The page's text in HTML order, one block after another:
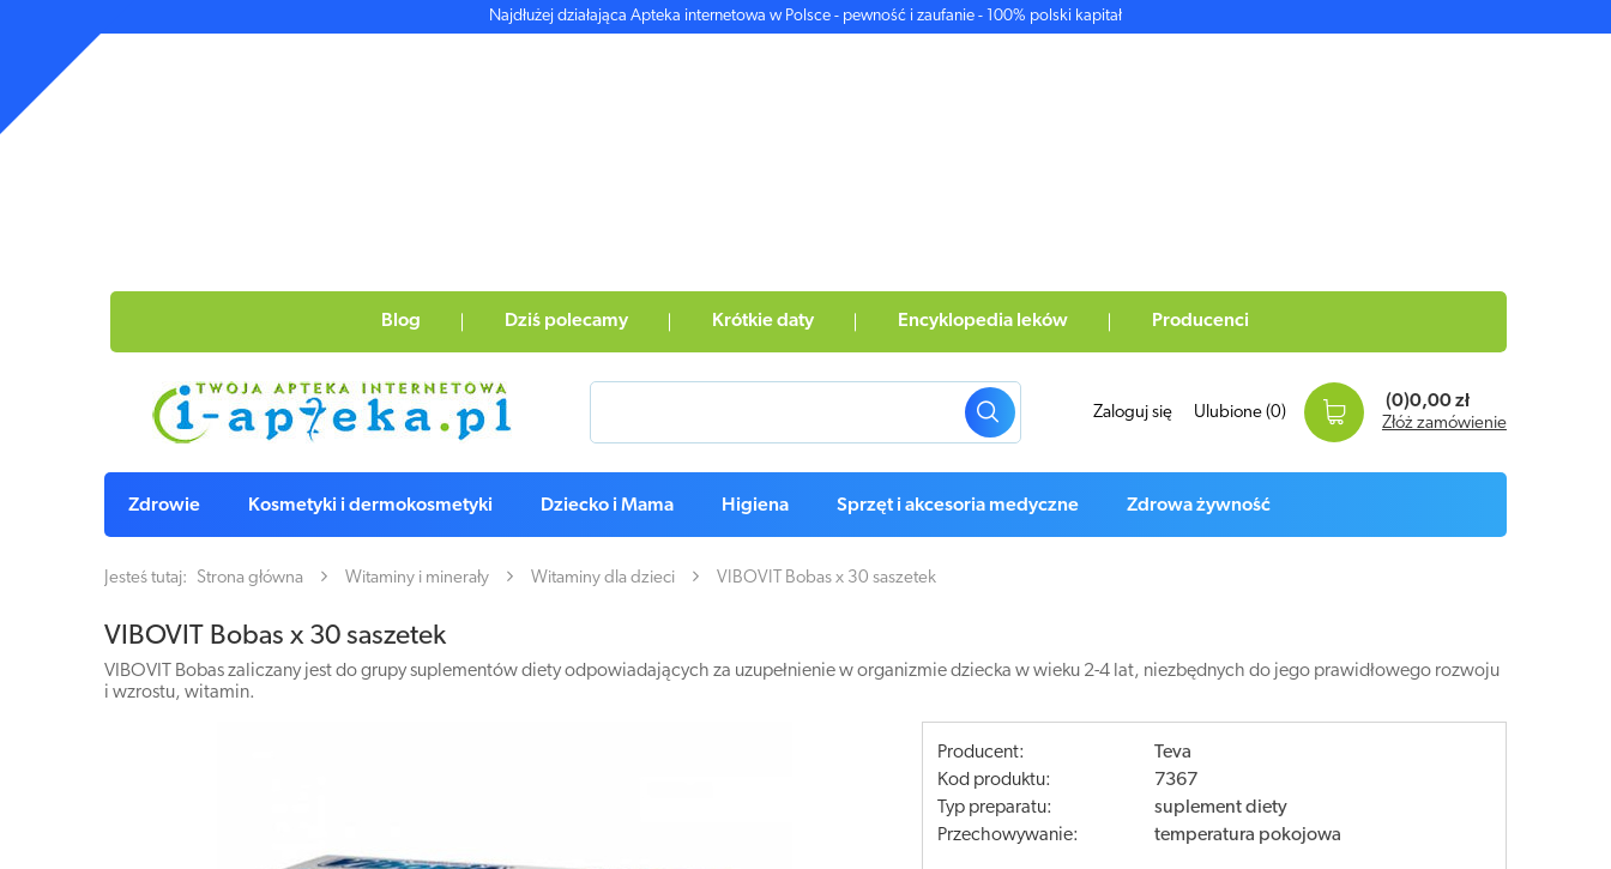
Najdłużej działająca Apteka internetowa w Polsce - pewność i zaufanie - 100% polski kapitał
Blog Dziś polecamy Krótkie daty Encyklopedia leków Producenci
Zaloguj się Ulubione (0)
(0)0,00 zł
Złóż zamówienie
Zdrowie Kosmetyki i dermokosmetyki Dziecko i Mama Higiena Sprzęt i akcesoria medyczne Zdrowa żywność
Jesteś tutaj: Strona główna Witaminy i minerały Witaminy dla dzieci VIBOVIT Bobas x 30 saszetek
VIBOVIT Bobas x 30 saszetek
VIBOVIT Bobas zaliczany jest do grupy suplementów diety odpowiadających za uzupełnienie w organizmie dziecka w wieku 2-4 lat, niezbędnych do jego prawidłowego rozwoju
i wzrostu, witamin.
Producent:
Teva
Kod produktu:
7367
Typ preparatu:
suplement diety
Przechowywanie:
temperatura pokojowa